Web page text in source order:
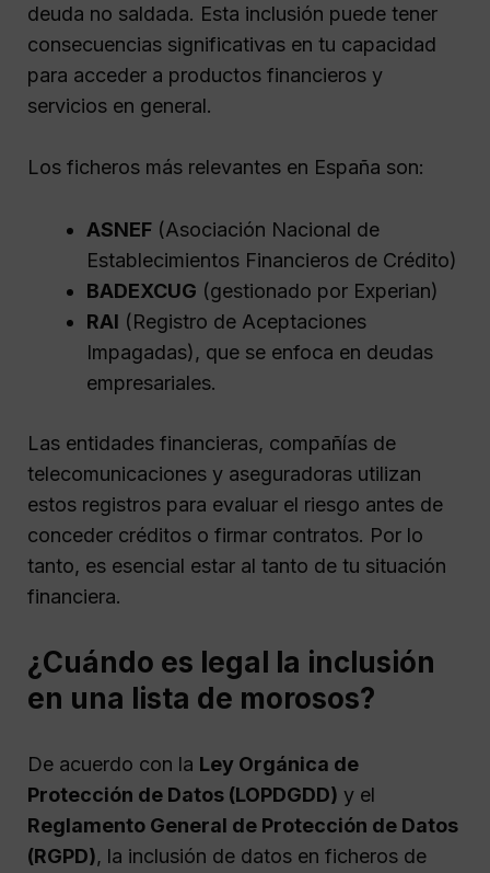
deuda no saldada. Esta inclusión puede tener
consecuencias significativas en tu capacidad
para acceder a productos financieros y
servicios en general.
Los ficheros más relevantes en España son:
ASNEF (Asociación Nacional de
Establecimientos Financieros de Crédito)
BADEXCUG (gestionado por Experian)
RAI (Registro de Aceptaciones
Impagadas), que se enfoca en deudas
empresariales.
Las entidades financieras, compañías de
telecomunicaciones y aseguradoras utilizan
estos registros para evaluar el riesgo antes de
conceder créditos o firmar contratos. Por lo
tanto, es esencial estar al tanto de tu situación
financiera.
¿Cuándo es legal la inclusión
en una lista de morosos?
De acuerdo con la Ley Orgánica de
Protección de Datos (LOPDGDD) y el
Reglamento General de Protección de Datos
(RGPD), la inclusión de datos en ficheros de